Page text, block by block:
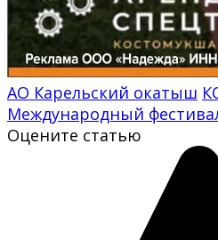
АО Карельский окатыш
Международный
Оцените статью